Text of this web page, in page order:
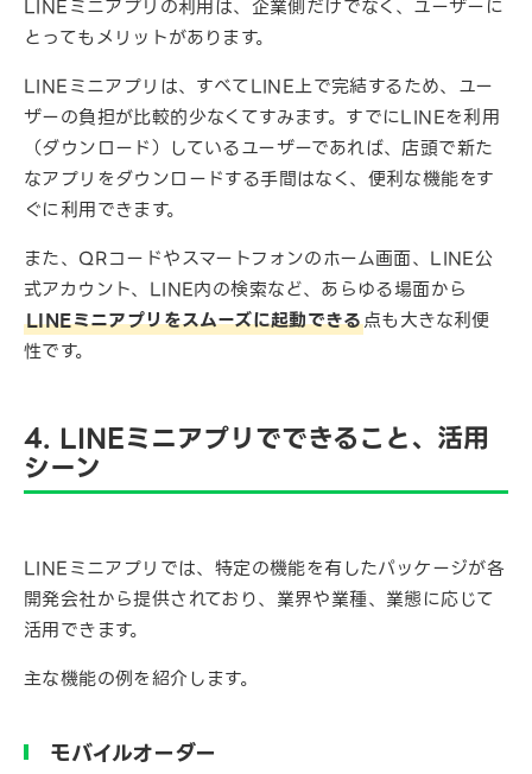
LINEミニアプリの利用は、企業側だけでなく、ユーザーに
とってもメリットがあります。
LINEミニアプリは、すべてLINE上で完結するため、ユー
ザーの負担が比較的少なくてすみます。すでにLINEを利用
（ダウンロード）しているユーザーであれば、店頭で新た
なアプリをダウンロードする手間はなく、便利な機能をす
ぐに利用できます。
また、QRコードやスマートフォンのホーム画面、LINE公
式アカウント、LINE内の検索など、あらゆる場面から
LINEミニアプリをスムーズに起動できる点も大きな利便
性です。
4. LINEミニアプリでできること、活用
シーン
LINEミニアプリでは、特定の機能を有したパッケージが各
開発会社から提供されており、業界や業種、業態に応じて
活用できます。
主な機能の例を紹介します。
モバイルオーダー